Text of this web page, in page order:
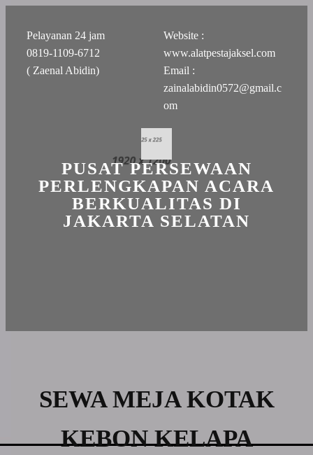
Pelayanan 24 jam
0819-1109-6712
( Zaenal Abidin)
Website :
www.alatpestajaksel.com
Email :
zainalabidin0572@gmail.c
om
PUSAT PERSEWAAN
PERLENGKAPAN ACARA
BERKUALITAS DI
JAKARTA SELATAN
SEWA MEJA KOTAK
KEBON KELAPA